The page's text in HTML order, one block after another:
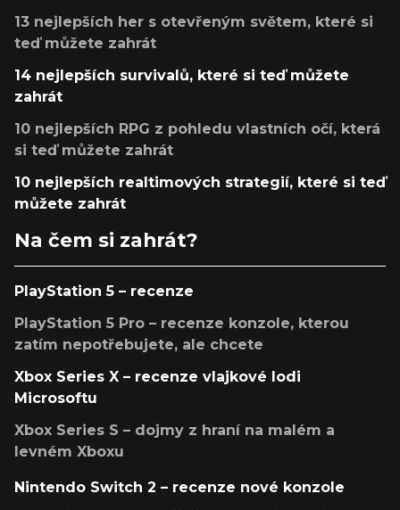
13 nejlepších her s otevřeným světem, které si
teď můžete zahrát
14 nejlepších survivalů, které si teď můžete
zahrát
10 nejlepších RPG z pohledu vlastních očí, která
si teď můžete zahrát
10 nejlepších realtimových strategií, které si teď
můžete zahrát
Na čem si zahrát?
PlayStation 5 – recenze
PlayStation 5 Pro – recenze konzole, kterou
zatím nepotřebujete, ale chcete
Xbox Series X – recenze vlajkové lodi
Microsoftu
Xbox Series S – dojmy z hraní na malém a
levném Xboxu
Nintendo Switch 2 – recenze nové konzole